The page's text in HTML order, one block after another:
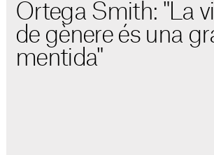
Ortega Smith: "La
de gènere és una
mentida"